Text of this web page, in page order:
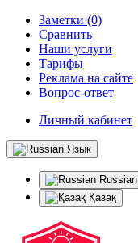
Заметки (0)
Сравнить
Наши услуги
Тарифы
Реклама на сайте
Вопрос-ответ
Личный кабинет
Язык
Russian
Қазақ